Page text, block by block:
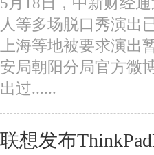
人等多场脱口秀演出
上海等地被要求演
安局朝阳分局官方微
出过......
联想发布